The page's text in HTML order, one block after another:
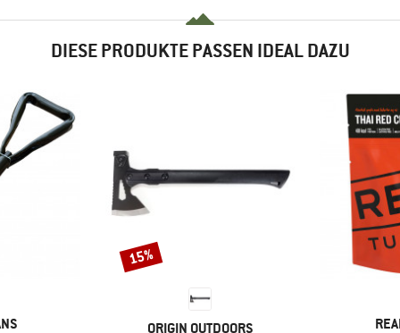
DIESE PRODUKTE PASSEN IDEAL DAZU
MARKE
ORIGIN OUTDOORS
Rabatt
15%